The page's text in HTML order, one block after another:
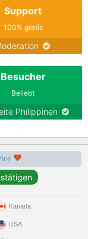
Support
100% gratis
Besucher
Beliebt
Philippinen
Kanada
USA